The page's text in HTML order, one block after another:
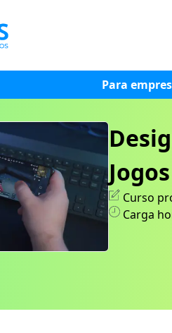
Para
Curso
Carga